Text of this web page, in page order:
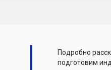
Подробно
подготовим